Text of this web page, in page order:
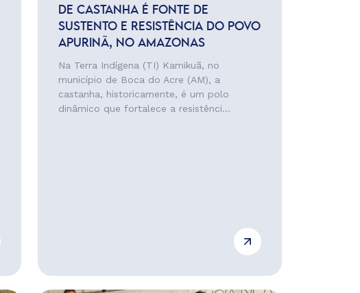
DE CASTANHA É FONTE DE
SUSTENTO E RESISTÊNCIA DO POVO
APURINÃ, NO AMAZONAS
Na Terra Indígena (TI) Kamikuã, no
município de Boca do Acre (AM), a
castanha, historicamente, é um polo
dinâmico que fortalece a resistênci...